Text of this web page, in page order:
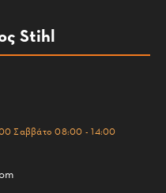
Stihl
Σαββάτο 08:00 - 14:00